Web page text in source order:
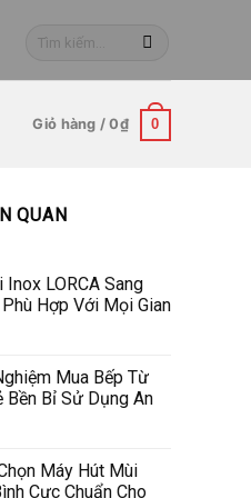
Tìm
Giỏ hàng /0₫ 0
QUAN
Inox LORCA Sang
Hợp Với Mọi Gian
Mua Bếp Từ
Bền Bỉ Sử Dụng An
Máy Hút Mùi
Cực Chuẩn Cho